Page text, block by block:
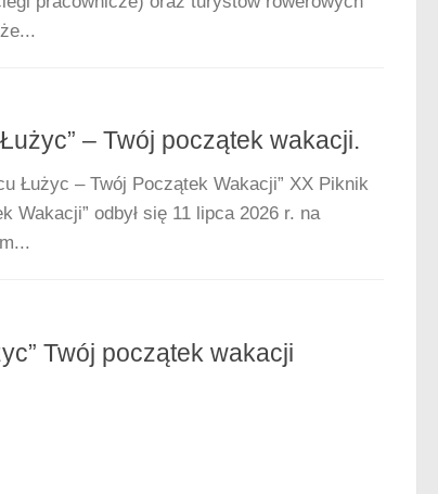
– Twój początek wakacji.
Łużyc – Twój Początek Wakacji” XX Piknik
Wakacji” odbył się 11 lipca 2026 r. na
Twój początek wakacji